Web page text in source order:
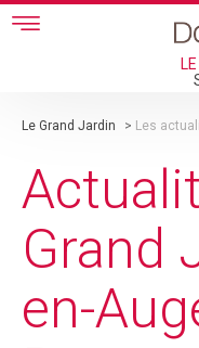
Skip to main content
Le Grand Jardin > Les
Grand
en-